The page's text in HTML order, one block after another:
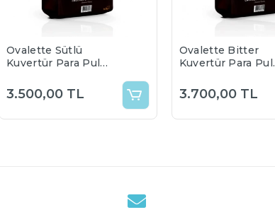
Ovalette Sütlü
Kuvertür Para Pul
3.500,00 TL
Ovalette Bitter
Kuvertür Para Pul
3.700,00 TL